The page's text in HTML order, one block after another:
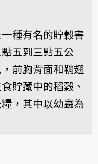
種有名的貯穀害
五到三點五公
前胸背面和鞘翅
貯藏中的稻穀、
，其中以幼蟲為